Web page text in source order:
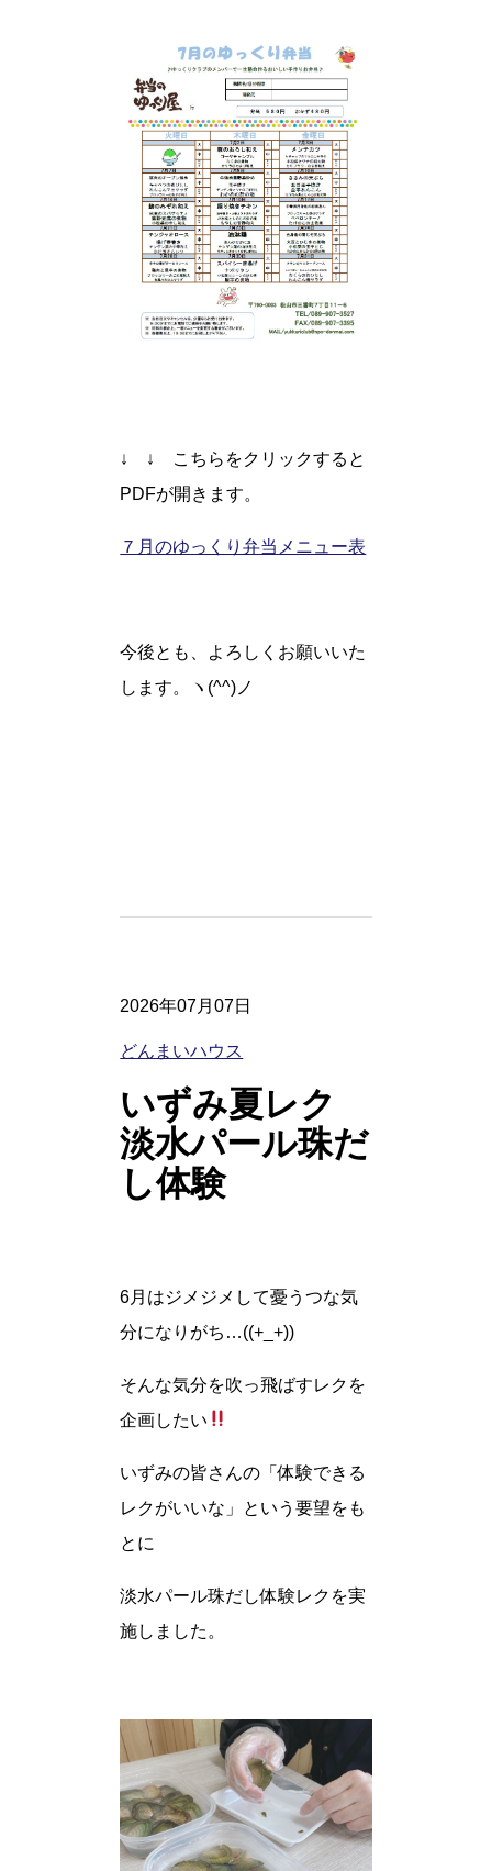
↓ ↓ こちらをクリックすると
PDFが開きます。
７月のゆっくり弁当メニュー表
今後とも、よろしくお願いいた
します。ヽ(^^)ノ
2026年07月07日
どんまいハウス
いずみ夏レク
淡水パール珠だ
し体験
6月はジメジメして憂うつな気
分になりがち…((+_+))
そんな気分を吹っ飛ばすレクを
企画したい
いずみの皆さんの「体験できる
レクがいいな」という要望をも
とに
淡水パール珠だし体験レクを実
施しました。